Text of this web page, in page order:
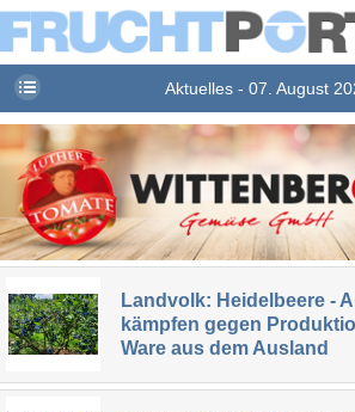
Aktuelles - 07. August
Landvolk: Heidelbeere -
kämpfen gegen
Ware aus dem Ausland